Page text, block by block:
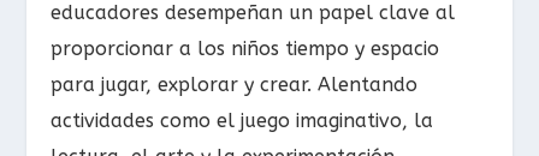
educadores desempeñan un papel clave al
proporcionar a los niños tiempo y espacio
para jugar, explorar y crear. Alentando
actividades como el juego imaginativo, la